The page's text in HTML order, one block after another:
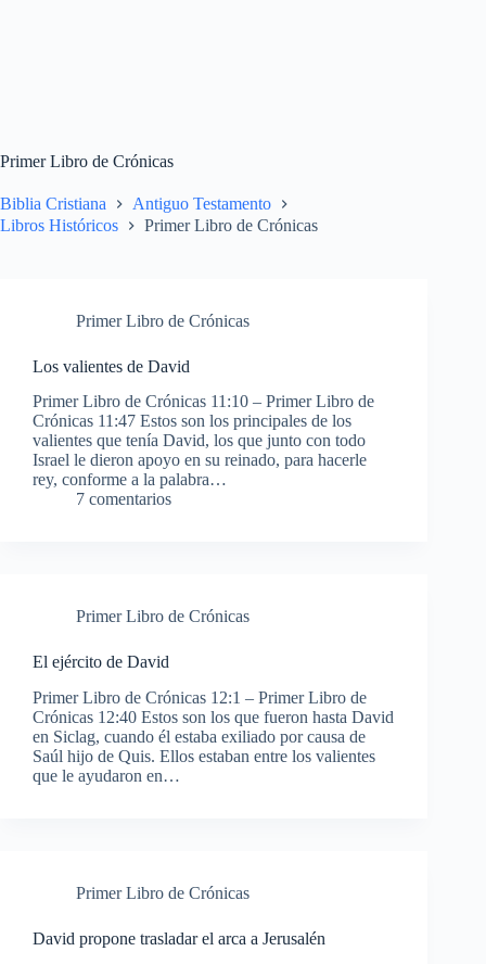
Primer Libro de Crónicas
Biblia Cristiana
Antiguo Testamento
Libros Históricos
Primer Libro de Crónicas
Primer Libro de Crónicas
Los valientes de David
Primer Libro de Crónicas 11:10 – Primer Libro de
Crónicas 11:47 Estos son los principales de los
valientes que tenía David, los que junto con todo
Israel le dieron apoyo en su reinado, para hacerle
rey, conforme a la palabra…
7 comentarios
Primer Libro de Crónicas
El ejército de David
Primer Libro de Crónicas 12:1 – Primer Libro de
Crónicas 12:40 Estos son los que fueron hasta David
en Siclag, cuando él estaba exiliado por causa de
Saúl hijo de Quis. Ellos estaban entre los valientes
que le ayudaron en…
Primer Libro de Crónicas
David propone trasladar el arca a Jerusalén